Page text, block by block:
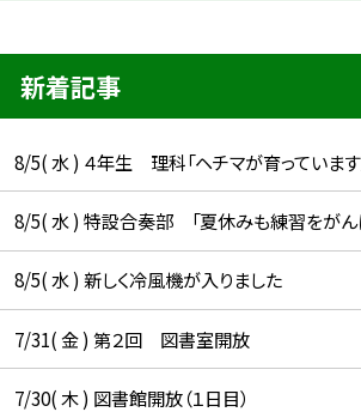
新着記事
8/5( 水 ) ４年生 理科「ヘチマが育っています
8/5( 水 ) 特設合奏部 「夏休みも練習をがん
8/5( 水 ) 新しく冷風機が入りました
7/31( 金 ) 第２回 図書室開放
7/30( 木 ) 図書館開放（１日目）